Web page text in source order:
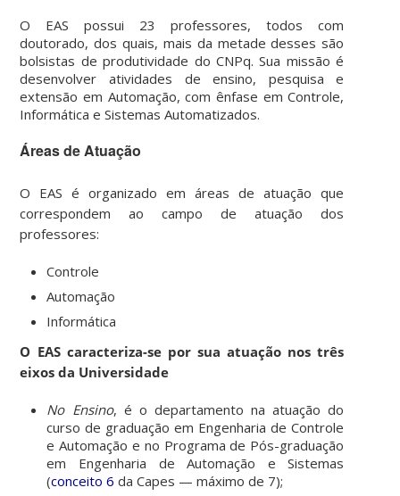
O EAS possui 23 professores, todos com
doutorado, dos quais, mais da metade desses são
bolsistas de produtividade do CNPq. Sua missão é
desenvolver atividades de ensino, pesquisa e
extensão em Automação, com ênfase em Controle,
Informática e Sistemas Automatizados.
Áreas de Atuação
O EAS é organizado em áreas de atuação que
correspondem ao campo de atuação dos
professores:
Controle
Automação
Informática
O EAS caracteriza-se por sua atuação nos três
eixos da Universidade
No Ensino, é o departamento na atuação do
curso de graduação em Engenharia de Controle
e Automação e no Programa de Pós-graduação
em Engenharia de Automação e Sistemas
(conceito 6 da Capes — máximo de 7);